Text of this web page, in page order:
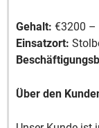
Gehalt: €3200 –
Einsatzort:
Über den